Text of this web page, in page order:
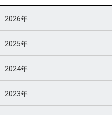
2026年
2025年
2024年
2023年